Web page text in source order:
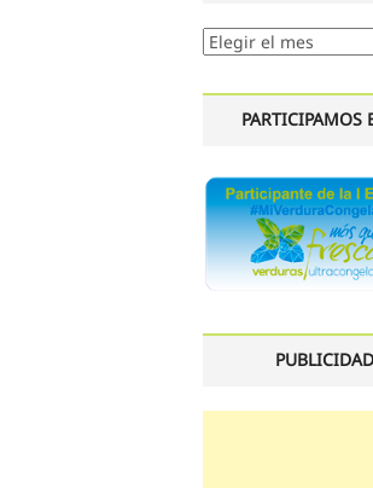
Nuestro
PARTICIPAMOS
PUBLICIDAD